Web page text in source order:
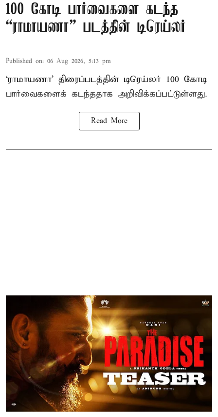
100 கோடி பார்வைகளை கடந்த
“ராமாயணா” படத்தின் டிரெய்லர்
Published on: 06 Aug 2026, 5:13 pm
‘ராமாயணா’ திரைப்படத்தின் டிரெய்லர் 100 கோடி
பார்வைகளைக் கடந்ததாக அறிவிக்கப்பட்டுள்ளது.
Read More